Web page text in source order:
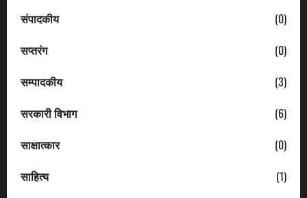
संपादकीय
(0)
सप्तरंग
(0)
सम्पादकीय
(3)
सरकारी विभाग
(6)
साक्षात्कार
(0)
साहित्य
(1)